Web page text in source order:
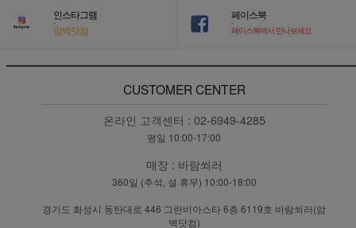
인스타그램
-
암벽닷컴
페이스북
-
페이스북에서 만나보세요
CUSTOMER CENTER
온라인 고객센터 : 02-6949-4285
평일 10:00-17:00
매장 : 바람쐬러
360일 (추석, 설 휴무) 10:00-18:00
경기도 화성시 동탄대로 446 그란비아스타 6층 6119호 바람쐬러(암
벽닷컴)